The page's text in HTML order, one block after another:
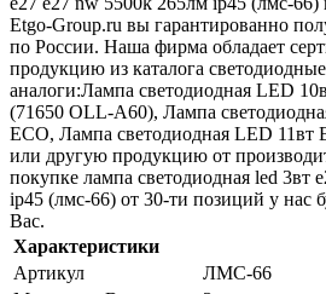
Etgo-Group.ru вы гарантированно
по России. Наша фирма обладает
продукцию из каталога
аналоги:Лампа светодиодная LED
(71650 ОLL-A60), Лампа
ECO, Лампа светодиодная LED 11вт
или другую продукцию от
покупке лампа светодиодная led 3вт
ip45 (лмс-66) от 30-ти позиций у нас
Вас.
Характеристики
Артикул
ЛМС-66